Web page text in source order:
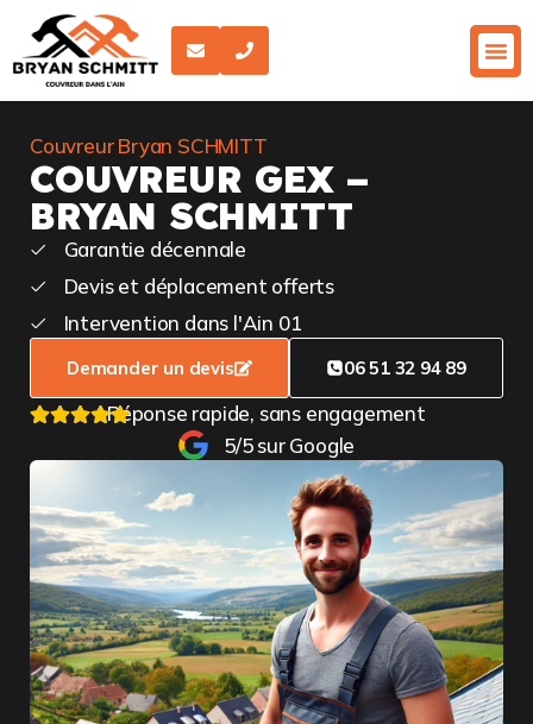
Couvreur Bryan SCHMITT
COUVREUR GEX –
BRYAN SCHMITT
Garantie décennale
Devis et déplacement offerts
Intervention dans l'Ain 01
Demander un devis 06 51 32 94 89
Réponse rapide, sans engagement
5/5 sur Google